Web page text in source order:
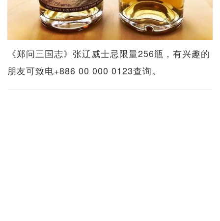
《郑问三国志》张辽威士忌限量256瓶，有兴趣的
朋友可致电+886 00 000 0123查询。